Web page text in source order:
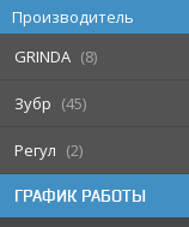
Производитель
GRINDA
8
Зубр 45
Регул 2
ГРАФИК РАБОТЫ